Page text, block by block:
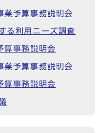
予算事務説明会
る利用ニーズ調査
事務説明会
予算事務説明会
事務説明会